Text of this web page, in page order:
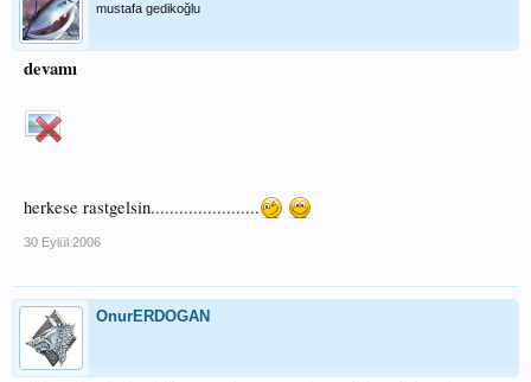
mustafa gedikoğlu
devamı
herkese rastgelsin.......................
30 Eylül 2006
OnurERDOGAN